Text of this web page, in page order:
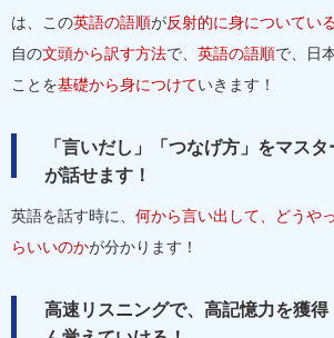
は、この英語の語順が反射的に身についてい
自の文頭から訳す方法で、 英語の語順で、日
ことを基礎から身につけていきます！
「言いだし」「つなげ方」をマス
が話せます！
英語を話す時に、 何から言い出して、どうや
らいいのかが分かります！
高速リスニングで、高記憶力を獲